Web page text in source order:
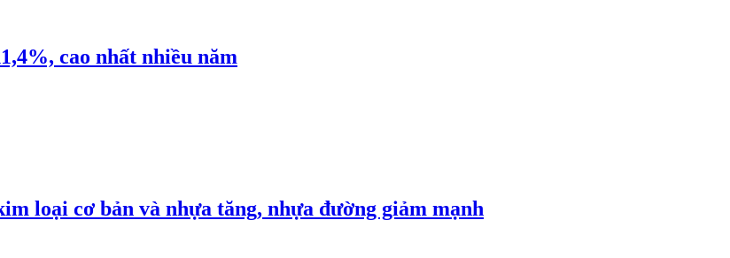
cao nhất nhiều năm
loại cơ bản và nhựa tăng, nhựa đường giảm mạnh